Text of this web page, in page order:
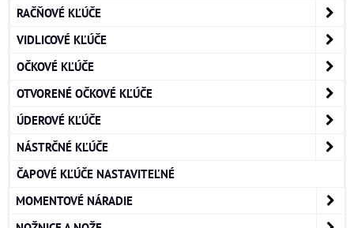
RAČŇOVÉ KĽÚČE
VIDLICOVÉ KĽÚČE
OČKOVÉ KĽÚČE
OTVORENÉ OČKOVÉ KĽÚČE
ÚDEROVÉ KĽÚČE
NÁSTRČNÉ KĽÚČE
ČAPOVÉ KĽÚČE NASTAVITEĽNÉ
MOMENTOVÉ NÁRADIE